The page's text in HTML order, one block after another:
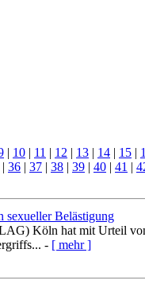
| 10 | 11 | 12 | 13 | 14 | 15 |
| 36 | 37 | 38 | 39 | 40 | 41 |
sexueller Belästigung
Köln hat mit Urteil
- [ mehr ]